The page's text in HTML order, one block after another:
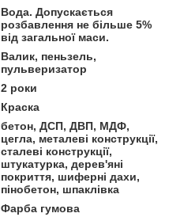
Вода. Допускається
розбавлення не більше 5%
від загальної маси.
Валик, пеньзель,
пульверизатор
2 роки
Краска
бетон, ДСП, ДВП, МДФ,
цегла, металеві конструкції,
сталеві конструкції,
штукатурка, дерев'яні
покриття, шиферні дахи,
пінобетон, шпаклівка
Фарба гумова